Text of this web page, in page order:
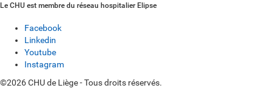
Le CHU est membre du réseau hospitalier Elipse
Facebook
Linkedin
Youtube
Instagram
©2026 CHU de Liège - Tous droits réservés.